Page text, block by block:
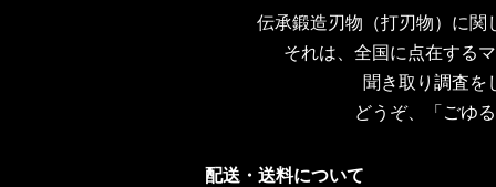
伝承鍛造刃物（打刃物）に関
それは、全国に点在する
聞き取り調査を
どうぞ、「ごゆ
配送・送料について